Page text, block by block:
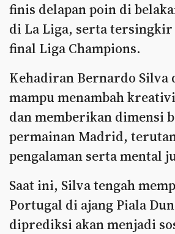
finis delapan poin di
di La Liga, serta
final Liga Champions.
Kehadiran Bernardo Silva
mampu menambah
dan memberikan dimensi
permainan Madrid,
pengalaman serta mental
Saat ini, Silva tengah
Portugal di ajang Piala
diprediksi akan menjadi